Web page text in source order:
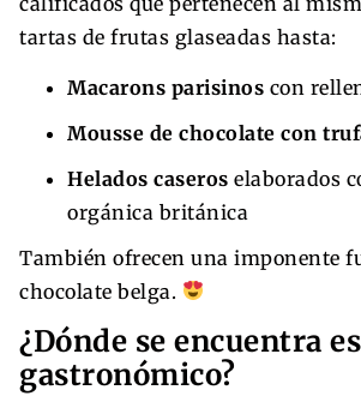
tartas de frutas glaseadas hasta:
Macarons parisinos con
Mousse de chocolate con
Helados caseros elaborados
orgánica británica
También ofrecen una imponente
chocolate belga.
¿Dónde se encuentra
gastronómico?